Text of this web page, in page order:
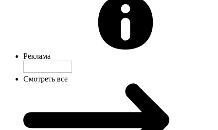
Реклама
Смотреть все